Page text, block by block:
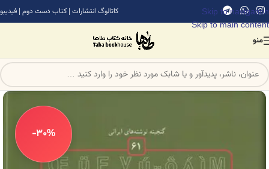
Skip to navigation
Skip to main content
کاتالوگ انتشارات | کتاب دست دوم | فیدیبو
منو
-30%